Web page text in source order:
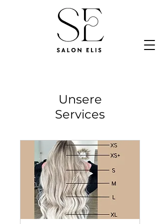
Unsere
Services